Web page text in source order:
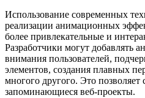
Использование современных
реализации анимационных
более привлекательные и
Разработчики могут добавлять
внимания пользователей,
элементов, создания плавных
многого другого. Это позволяет
запоминающиеся веб-проекты.